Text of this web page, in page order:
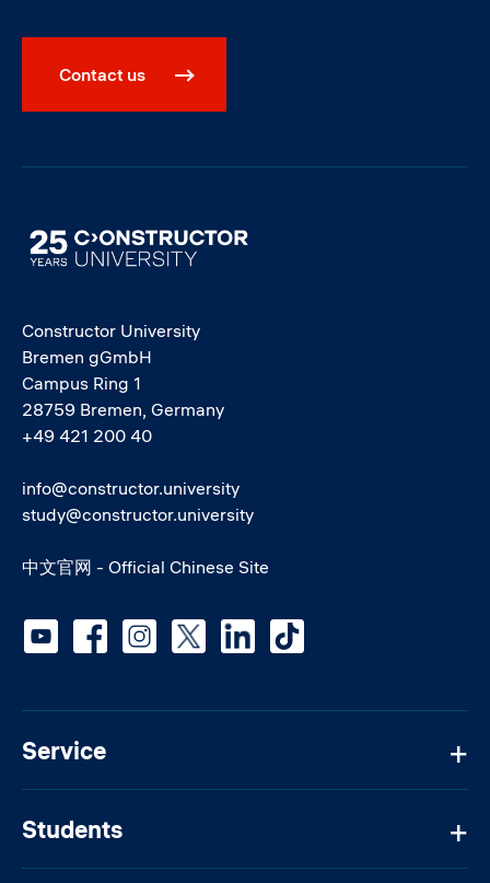
Contact us
Image
Constructor University
Bremen gGmbH
Campus Ring 1
28759 Bremen, Germany
+49 421 200 40
info@constructor.university
study@constructor.university
中文官网 - Official Chinese Site
Service
Students
Social media